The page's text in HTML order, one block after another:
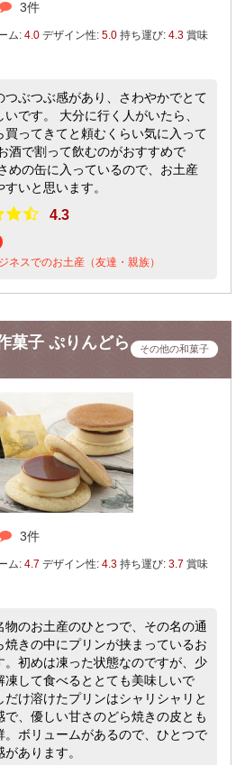
3件
ム: 4.0 デザイン性: 5.0 持ち運び: 4.3 賞味
つぶつぶ感があり、さわやかでとて
いです。 大分に行く人がいたら、
買ってきてと頼むくらい気に入って
酒で割って飲むのがおすすめで
めの缶に入っているので、お土産
すいと思います。
4.3
ネスでのお土産（友達・親族）
菓子 ぷりんどら その他の和菓子
3件
ム: 4.7 デザイン性: 4.3 持ち運び: 3.7 賞味
物のお土産のひとつで、その名の通
焼きの中にプリンが挟まっているお
。初めは凍った状態なのですが、少
凍して食べるととても美味しいで
だけ溶けたプリンはシャリシャリと
で、優しい甘さのどら焼きの皮とも
。ボリュームがあるので、ひとつで
があります。